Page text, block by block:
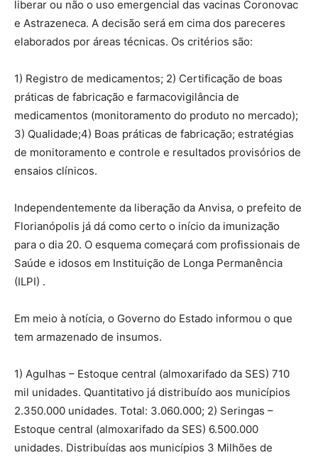
liberar ou não o uso emergencial das vacinas Coronovac
e Astrazeneca. A decisão será em cima dos pareceres
elaborados por áreas técnicas. Os critérios são:
1) Registro de medicamentos; 2) Certificação de boas
práticas de fabricação e farmacovigilância de
medicamentos (monitoramento do produto no mercado);
3) Qualidade;4) Boas práticas de fabricação; estratégias
de monitoramento e controle e resultados provisórios de
ensaios clínicos.
Independentemente da liberação da Anvisa, o prefeito de
Florianópolis já dá como certo o início da imunização
para o dia 20. O esquema começará com profissionais de
Saúde e idosos em Instituição de Longa Permanência
(ILPI) .
Em meio à notícia, o Governo do Estado informou o que
tem armazenado de insumos.
1) Agulhas – Estoque central (almoxarifado da SES) 710
mil unidades. Quantitativo já distribuído aos municípios
2.350.000 unidades. Total: 3.060.000; 2) Seringas –
Estoque central (almoxarifado da SES) 6.500.000
unidades. Distribuídas aos municípios 3 Milhões de